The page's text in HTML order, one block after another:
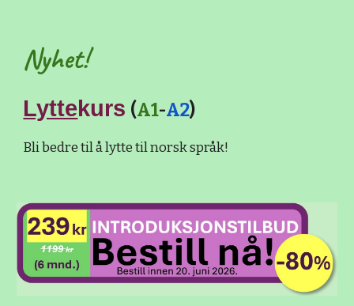
Nyhet!
Lyttekurs (A1-A2)
Bli bedre til å lytte til norsk språk!